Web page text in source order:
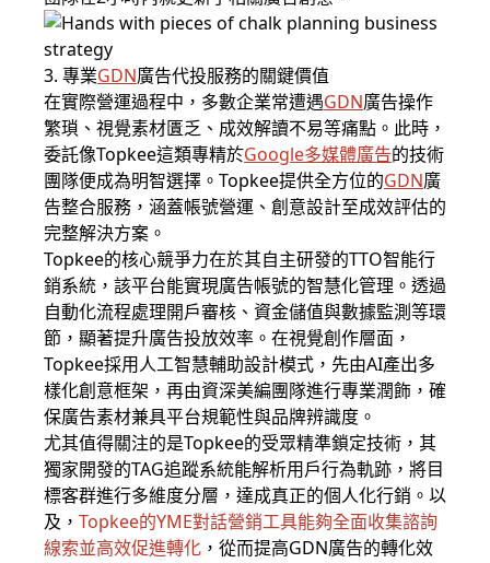
3. 專業GDN廣告代投服務的關鍵價值
在實際營運過程中，多數企業常遭遇GDN廣告操作
繁瑣、視覺素材匱乏、成效解讀不易等痛點。此時，
委託像Topkee這類專精於Google多媒體廣告的技術
團隊便成為明智選擇。Topkee提供全方位的GDN廣
告整合服務，涵蓋帳號營運、創意設計至成效評估的
完整解決方案。
Topkee的核心競爭力在於其自主研發的TTO智能行
銷系統，該平台能實現廣告帳號的智慧化管理。透過
自動化流程處理開戶審核、資金儲值與數據監測等環
節，顯著提升廣告投放效率。在視覺創作層面，
Topkee採用人工智慧輔助設計模式，先由AI產出多
樣化創意框架，再由資深美編團隊進行專業潤飾，確
保廣告素材兼具平台規範性與品牌辨識度。
尤其值得關注的是Topkee的受眾精準鎖定技術，其
獨家開發的TAG追蹤系統能解析用戶行為軌跡，將目
標客群進行多維度分層，達成真正的個人化行銷。以
及， Topkee的YME對話營銷工具能夠全面收集諮詢
線索並高效促進轉化 ，從而提高GDN廣告的轉化效